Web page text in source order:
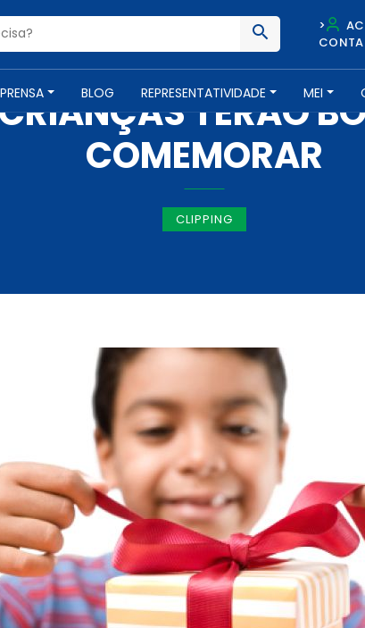
>
CONTA
BLOG REPRESENTATIVIDADE MEI
IMPRENSA -2 DE OUTUBRO DE 2017
TERÃO
COMEMORAR
CLIPPING